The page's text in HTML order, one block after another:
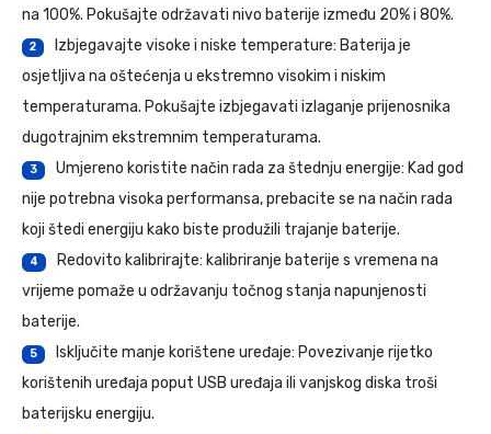
na 100%. Pokušajte održavati nivo baterije između 20% i 80%.
2
Izbjegavajte visoke i niske temperature: Baterija je
osjetljiva na oštećenja u ekstremno visokim i niskim
temperaturama. Pokušajte izbjegavati izlaganje prijenosnika
dugotrajnim ekstremnim temperaturama.
3
Umjereno koristite način rada za štednju energije: Kad god
nije potrebna visoka performansa, prebacite se na način rada
koji štedi energiju kako biste produžili trajanje baterije.
4
Redovito kalibrirajte: kalibriranje baterije s vremena na
vrijeme pomaže u održavanju točnog stanja napunjenosti
baterije.
5
Isključite manje korištene uređaje: Povezivanje rijetko
korištenih uređaja poput USB uređaja ili vanjskog diska troši
baterijsku energiju.